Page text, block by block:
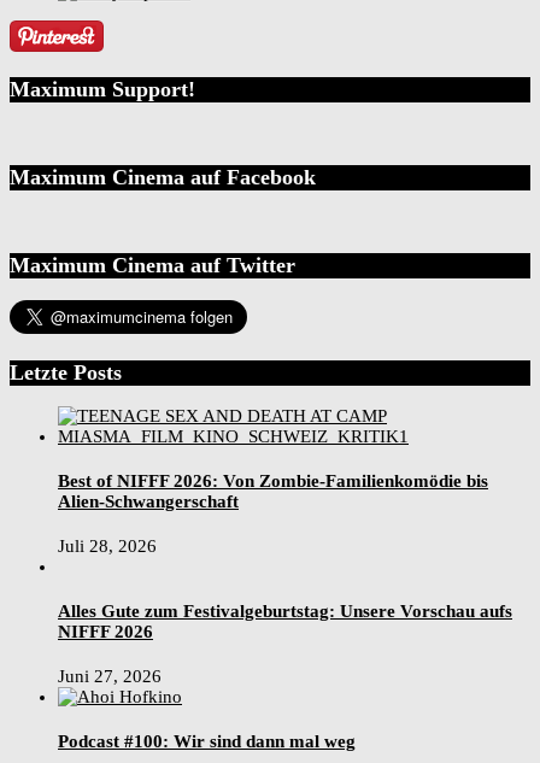
Maximum Support!
Maximum Cinema auf Facebook
Maximum Cinema auf Twitter
Letzte Posts
Best of NIFFF 2026: Von Zombie-Familienkomödie bis
Alien-Schwangerschaft
Juli 28, 2026
Alles Gute zum Festivalgeburtstag: Unsere Vorschau aufs
NIFFF 2026
Juni 27, 2026
Podcast #100: Wir sind dann mal weg